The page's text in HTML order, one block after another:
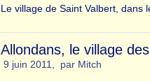
Le village de Saint Valbert,
Allondans, le village
9 juin 2011, par Mitch